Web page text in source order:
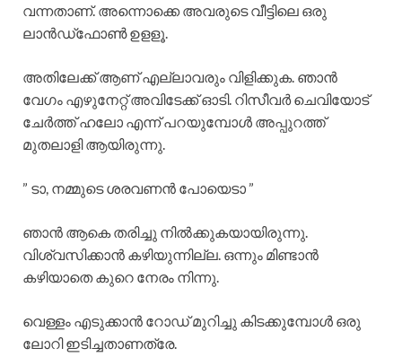
വന്നതാണ്. അന്നൊക്കെ അവരുടെ വീട്ടിലെ ഒരു
ലാൻഡ്ഫോൺ ഉളളൂ.
അതിലേക്ക് ആണ് എല്ലാവരും വിളിക്കുക. ഞാൻ
വേഗം എഴുനേറ്റ് അവിടേക്ക് ഓടി. റിസീവർ ചെവിയോട്
ചേർത്ത് ഹലോ എന്ന് പറയുമ്പോൾ അപ്പുറത്ത്‌
മുതലാളി ആയിരുന്നു.
” ടാ, നമ്മുടെ ശരവണൻ പോയെടാ ”
ഞാൻ ആകെ തരിച്ചു നിൽക്കുകയായിരുന്നു.
വിശ്വസിക്കാൻ കഴിയുന്നില്ല. ഒന്നും മിണ്ടാൻ
കഴിയാതെ കുറെ നേരം നിന്നു.
വെള്ളം എടുക്കാൻ റോഡ് മുറിച്ചു കിടക്കുമ്പോൾ ഒരു
ലോറി ഇടിച്ചതാണത്രേ.